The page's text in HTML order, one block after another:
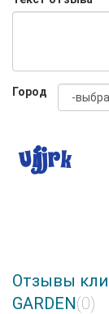
Город
Отзывы
GARDEN(0)